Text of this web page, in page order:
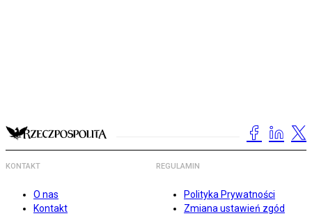
KONTAKT
O nas
Kontakt
REGULAMIN
Polityka Prywatności
Zmiana ustawień zgód